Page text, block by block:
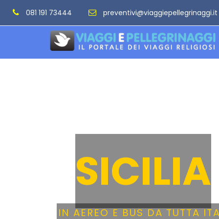
081 191 73444 preventivi@viaggiepellegrinaggi.it
IN AEREO E BUS DA TUTTA
SICILIA